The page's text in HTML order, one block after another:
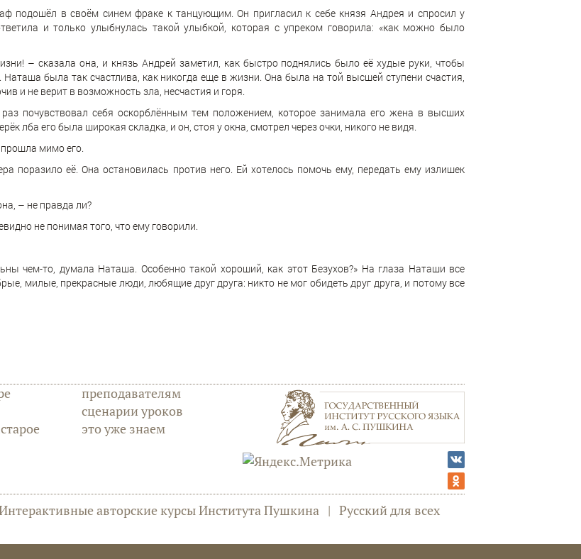
подошёл в своём синем фраке к танцующим. Он пригласил к себе князя Андрея и спросил у
и только улыбнулась такой улыбкой, которая с упреком говорила: «как можно было
– сказала она, и князь Андрей заметил, как быстро поднялись было её худые руки, чтобы
Наташа была так счастлива, как никогда еще в жизни. Она была на той высшей ступени счастия,
и не верит в возможность зла, несчастия и горя.
почувствовал себя оскорблённым тем положением, которое занимала его жена в высших
лба его была широкая складка, и он, стоя у окна, смотрел через очки, никого не видя.
мимо его.
поразило её. Она остановилась против него. Ей хотелось помочь ему, передать ему излишек
– не правда ли?
не понимая того, что ему говорили.
чем-то, думала Наташа. Особенно такой хороший, как этот Безухов?» На глаза Наташи все
милые, прекрасные люди, любящие друг друга: никто не мог обидеть друг друга, и потому все
преподавателям
сценарии уроков
это уже знаем
авторские курсы Института Пушкина | Русский для всех